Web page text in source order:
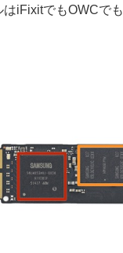
iFixitでもOWCで